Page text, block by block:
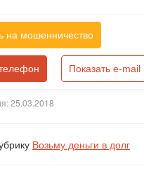
на мошенничество
Показать e-mail
25.03.2018
Возьму деньги в долг